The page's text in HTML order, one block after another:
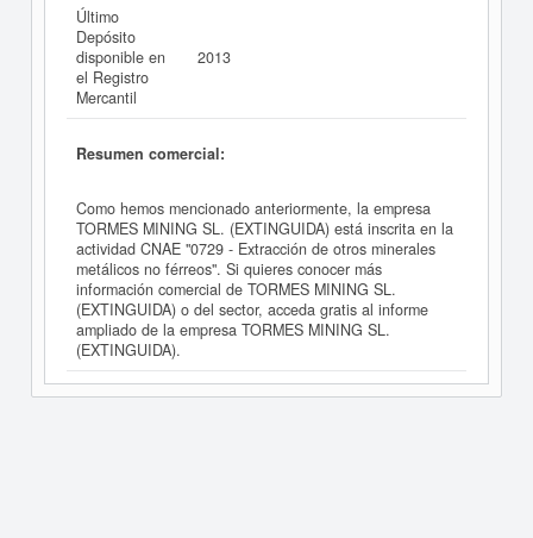
Último
Depósito
disponible en
el Registro
Mercantil
2013
Resumen comercial:
Como hemos mencionado anteriormente, la empresa
TORMES MINING SL. (EXTINGUIDA) está inscrita en la
actividad CNAE "0729 - Extracción de otros minerales
metálicos no férreos". Si quieres conocer más
información comercial de TORMES MINING SL.
(EXTINGUIDA) o del sector, acceda gratis al informe
ampliado de la empresa TORMES MINING SL.
(EXTINGUIDA).